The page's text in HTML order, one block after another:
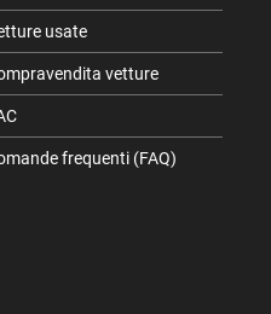
usate
vetture
frequenti (FAQ)